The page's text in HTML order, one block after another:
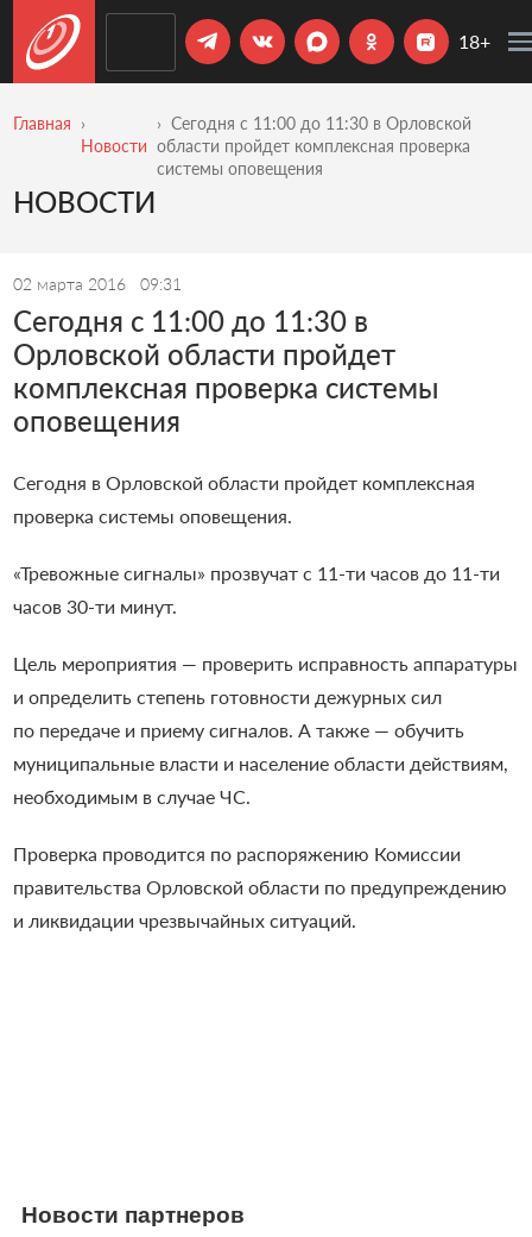
18+
Главная
Новости
Сегодня с 11:00 до 11:30 в Орловской
области пройдет комплексная проверка
системы оповещения
НОВОСТИ
02 марта 2016 09:31
Сегодня с 11:00 до 11:30 в
Орловской области пройдет
комплексная проверка системы
оповещения
Сегодня в Орловской области пройдет комплексная
проверка системы оповещения.
«Тревожные сигналы» прозвучат с 11-ти часов до 11-ти
часов 30-ти минут.
Цель мероприятия — проверить исправность аппаратуры
и определить степень готовности дежурных сил
по передаче и приему сигналов. А также — обучить
муниципальные власти и население области действиям,
необходимым в случае ЧС.
Проверка проводится по распоряжению Комиссии
правительства Орловской области по предупреждению
и ликвидации чрезвычайных ситуаций.
Новости партнеров